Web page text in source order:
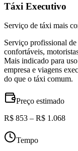
Táxi Executivo
Serviço de táxi mais
Serviço profissional
confortáveis,
Mais indicado para
empresa e viagens
do que o táxi comum.
Preço estimado
R$ 853 – R$ 1.068
Tempo